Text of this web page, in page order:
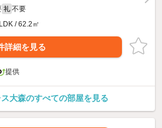
礼 不要
/ 62.2㎡
詳細を見る
提供
大森のすべての部屋を見る